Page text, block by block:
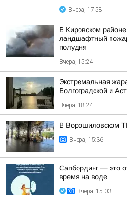
Вчера, 17:58
В Кировском
ландшафтный
полудня
Вчера, 15:24
Экстремальная
Волгоградской и
Вчера, 18:24
В Ворошиловском
Вчера, 15:36
Сапбординг — это
время на воде
Вчера, 15:03